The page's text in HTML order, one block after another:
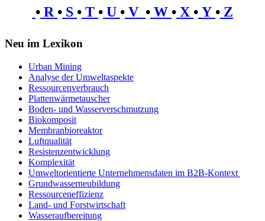
• R • S • T • U • V • W • X • Y • Z
Neu im Lexikon
Urban Mining
Analyse der Umweltaspekte
Ressourcenverbrauch
Plattenwärmetauscher
Boden- und Wasserverschmutzung
Biokomposit
Membranbioreaktor
Luftqualität
Resistenzentwicklung
Komplexität
Umweltorientierte Unternehmensdaten im B2B-Kontext
Grundwasserneubildung
Ressourceneffizienz
Land- und Forstwirtschaft
Wasseraufbereitung